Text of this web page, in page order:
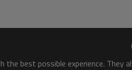
the best possible experience.